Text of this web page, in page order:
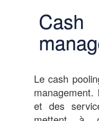
Cash
Le cash
et des